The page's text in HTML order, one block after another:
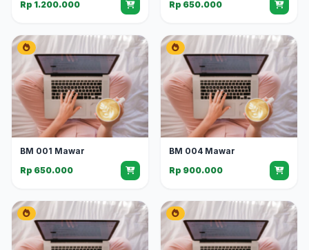
Rp 1.200.000 Rp 650.000
BM 001 Mawar
Rp 650.000
BM 004 Mawar
Rp 900.000